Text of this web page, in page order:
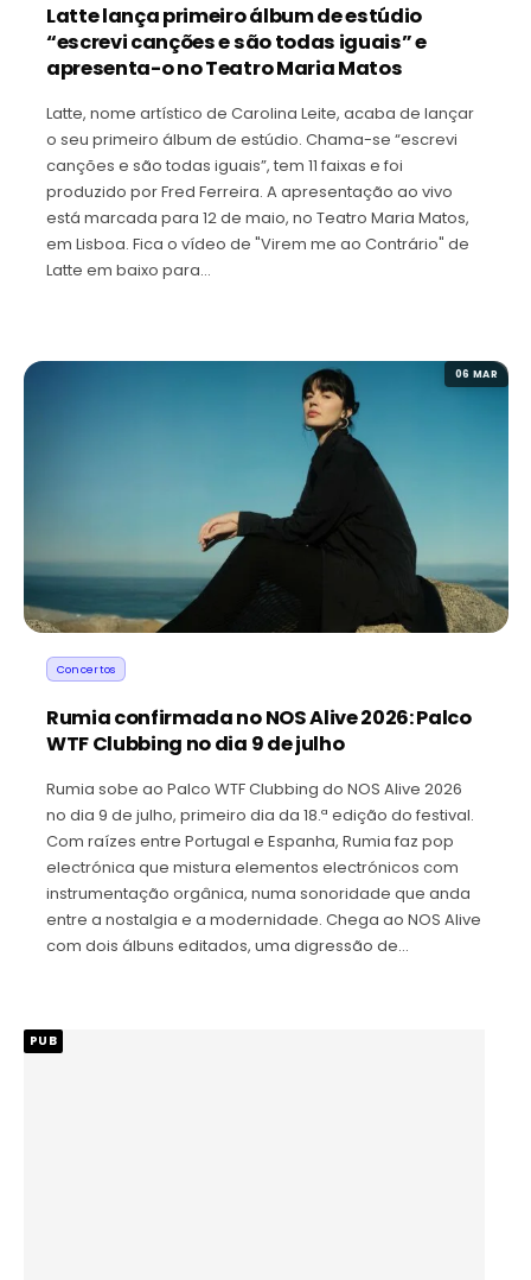
Latte lança primeiro álbum de estúdio
“escrevi canções e são todas iguais” e
apresenta-o no Teatro Maria Matos
Latte, nome artístico de Carolina Leite, acaba de lançar
o seu primeiro álbum de estúdio. Chama-se “escrevi
canções e são todas iguais”, tem 11 faixas e foi
produzido por Fred Ferreira. A apresentação ao vivo
está marcada para 12 de maio, no Teatro Maria Matos,
em Lisboa. Fica o vídeo de "Virem me ao Contrário" de
Latte em baixo para…
06 MAR
Concertos
Rumia confirmada no NOS Alive 2026: Palco
WTF Clubbing no dia 9 de julho
Rumia sobe ao Palco WTF Clubbing do NOS Alive 2026
no dia 9 de julho, primeiro dia da 18.ª edição do festival.
Com raízes entre Portugal e Espanha, Rumia faz pop
electrónica que mistura elementos electrónicos com
instrumentação orgânica, numa sonoridade que anda
entre a nostalgia e a modernidade. Chega ao NOS Alive
com dois álbuns editados, uma digressão de…
PUB